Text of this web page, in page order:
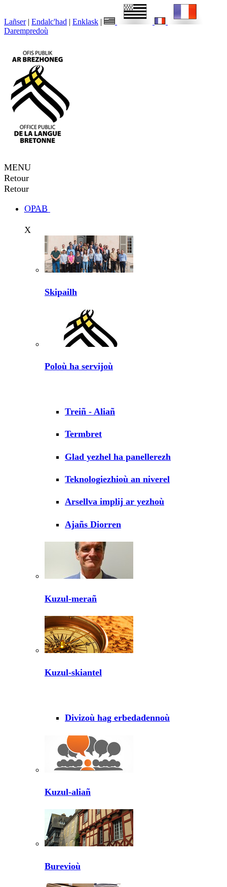
Lañser | Endalc'had | Enklask |
Darempredoù
MENU
Retour
Retour
OPAB
X
Skipailh
Poloù ha servijoù
Treiñ - Aliañ
Termbret
Glad yezhel ha panellerezh
Teknologiezhioù an niverel
Arsellva implij ar yezhoù
Ajañs Diorren
Kuzul-merañ
Kuzul-skiantel
Divizoù hag erbedadennoù
Kuzul-aliañ
Burevioù